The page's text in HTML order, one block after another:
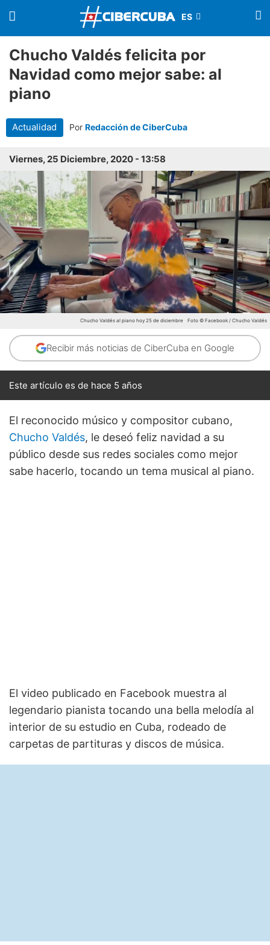
Chucho Valdés felicita por
Navidad como mejor sabe: al
piano
Actualidad Por Redacción de CiberCuba
Viernes, 25 Diciembre, 2020 - 13:58
Chucho Valdés al piano hoy 25 de diciembre Foto © Facebook / Chucho Valdés
Recibir más noticias de CiberCuba en Google
Este artículo es de hace 5 años
El reconocido músico y compositor cubano,
Chucho Valdés, le deseó feliz navidad a su
público desde sus redes sociales como mejor
sabe hacerlo, tocando un tema musical al piano.
El video publicado en Facebook muestra al
legendario pianista tocando una bella melodía al
interior de su estudio en Cuba, rodeado de
carpetas de partituras y discos de música.